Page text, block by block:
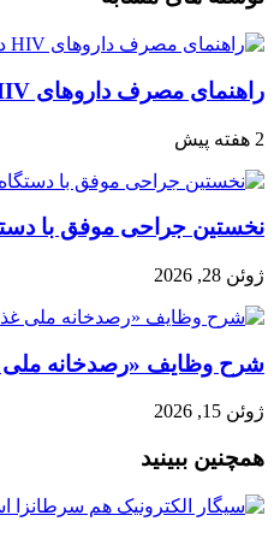
راهنمای مصرف داروهای HIV در کودکان به روزرسانی شد
2 هفته پیش
نخستین جراحی موفق با
ژوئن 28, 2026
شرح وظایف «رصدخانه ملی
ژوئن 15, 2026
همچنین ببینید